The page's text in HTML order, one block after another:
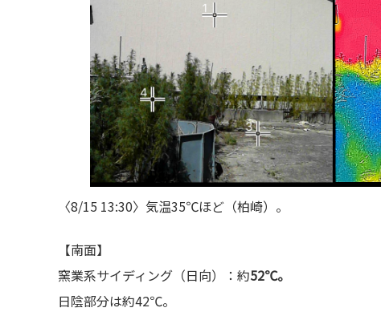
〈8/15 13:30〉気温35℃ほど（柏崎）。
【南面】
窯業系サイディング（日向）：約52℃。
日陰部分は約42℃。